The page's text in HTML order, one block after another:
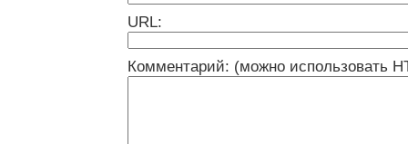
URL:
Комментарий: (можно использовать